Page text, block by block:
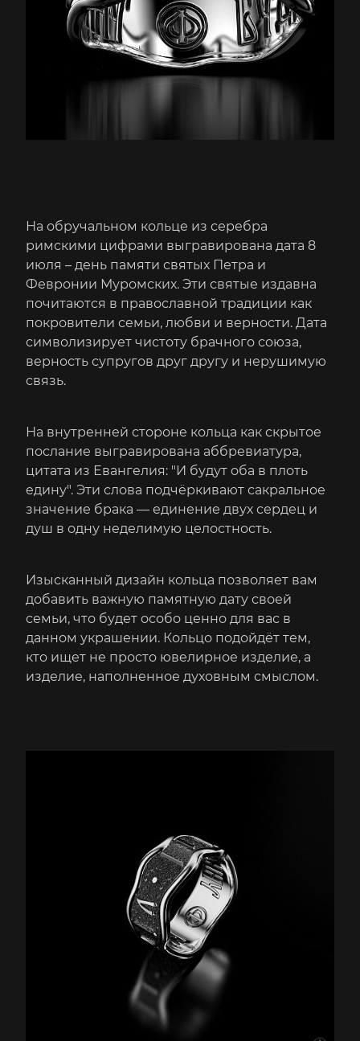
На обручальном кольце из серебра
римскими цифрами выгравирована дата 8
июля – день памяти святых Петра и
Февронии Муромских. Эти святые издавна
почитаются в православной традиции как
покровители семьи, любви и верности. Дата
символизирует чистоту брачного союза,
верность супругов друг другу и нерушимую
связь.
На внутренней стороне кольца как скрытое
послание выгравирована аббревиатура,
цитата из Евангелия: "И будут оба в плоть
едину". Эти слова подчёркивают сакральное
значение брака — единение двух сердец и
душ в одну неделимую целостность.
Изысканный дизайн кольца позволяет вам
добавить важную памятную дату своей
семьи, что будет особо ценно для вас в
данном украшении. Кольцо подойдёт тем,
кто ищет не просто ювелирное изделие, а
изделие, наполненное духовным смыслом.